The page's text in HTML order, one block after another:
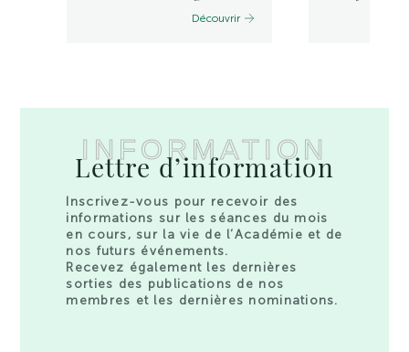
Découvrir
INFORMATION
Lettre d’information
Inscrivez-vous pour recevoir des
informations sur les séances du mois
en cours, sur la vie de l’Académie et de
nos futurs événements.
Recevez également les dernières
sorties des publications de nos
membres et les dernières nominations.